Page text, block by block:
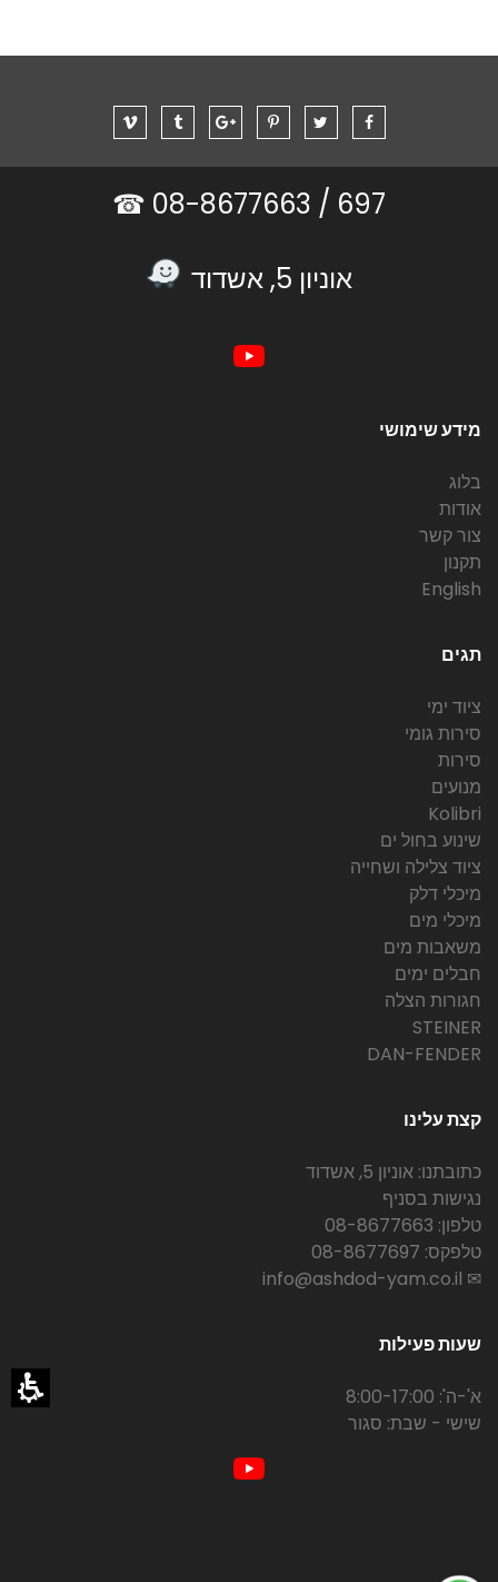
697 /
אוניון 5, אשדוד
מידע שימושי
בלוג
אודות
צור קשר
תקנון
English
תגים
ציוד ימי
סירות גומי
סירות
מנועים
Kolibri
שינוע בחול ים
ציוד צלילה ושחייה
מיכלי דלק
מיכלי מים
משאבות מים
חבלים ימים
חגורות הצלה
STEINER
DAN-FENDER
קצת עלינו
כתובתנו: אוניון 5, אשדוד
נגישות בסניף
טלפון: 08-8677663
טלפקס: 08-8677697
✉ info@ashdod-yam.co.il
שעות פעילות
א'-ה': 8:00-17:00
שישי - שבת: סגור